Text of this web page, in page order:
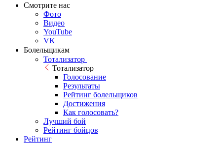
Смотрите нас
Фото
Видео
YouTube
VK
Болельщикам
Тотализатор
Тотализатор
Голосование
Результаты
Рейтинг болельщиков
Достижения
Как голосовать?
Лучший бой
Рейтинг бойцов
Рейтинг